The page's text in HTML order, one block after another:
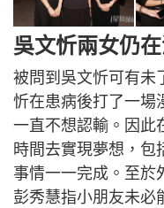
吳文忻兩女仍
被問到吳文忻可有未
忻在患病後打了一場
一直不想認輸。因此
時間去實現夢想，包
事情一一完成。至於
彭秀慧指小朋友未必